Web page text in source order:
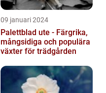
09 januari 2024
Palettblad ute - Färgrika,
mångsidiga och populära
växter för trädgården